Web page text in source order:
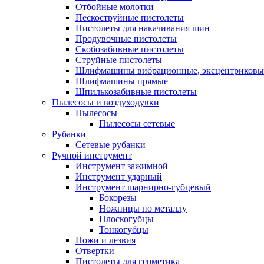
Отбойные молотки
Пескоструйные пистолеты
Пистолеты для накачивания шин
Продувочные пистолеты
Скобозабивные пистолеты
Струйные пистолеты
Шлифмашины вибрационные,
Шлифмашины прямые
Шпилькозабивные пистолеты
Пылесосы и воздуходувки
Пылесосы
Пылесосы сетевые
Рубанки
Сетевые рубанки
Ручной инструмент
Инструмент зажимной
Инструмент ударный
Инструмент шарнирно-губцевый
Бокорезы
Ножницы по металлу
Плоскогубцы
Тонкогубцы
Ножи и лезвия
Отвертки
Пистолеты для герметика